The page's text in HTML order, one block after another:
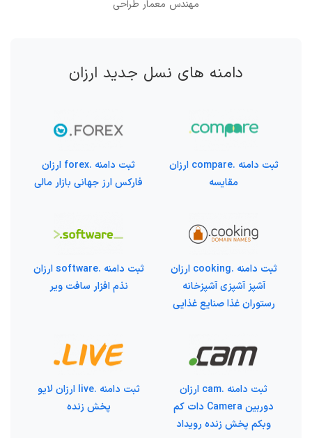
مهندس معمار طراحی
دامنه های نسل جدید ارزان
ثبت دامنه .compare ارزان
مقایسه
ثبت دامنه .forex ارزان
فارکس ارز جهانی بازار مالی
ثبت دامنه .cooking ارزان
آشپز آشپزی آشپزخانه
رستوران غذا صنایع غذایی
ثبت دامنه .software ارزان
نذم افزار سافت ویر
ثبت دامنه .cam ارزان
دوربین Camera دات کم
وبکم پخش زنده رویداد
ثبت دامنه .live ارزان لایو
پخش زنده